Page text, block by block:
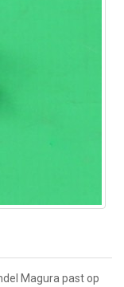
Magura past op